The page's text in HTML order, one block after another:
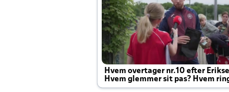
Hvem overtager nr.10 efter
Hvem glemmer sit pas? Hvem
Joachim altid til efter kampe?